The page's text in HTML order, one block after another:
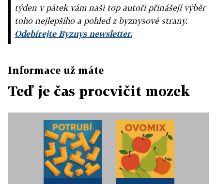
týden v pátek vám naši top autoři přinášejí výběr
toho nejlepšího a pohled z byznysové strany.
Odebírejte Byznys newsletter.
Informace už máte
Teď je čas procvičit mozek